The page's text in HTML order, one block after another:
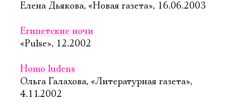
Елена Дьякова, «Новая газета», 16.06.2003
Египетские ночи
«Pulse», 12.2002
Homo ludens
Ольга Галахова, «Литературная газета»,
4.11.2002